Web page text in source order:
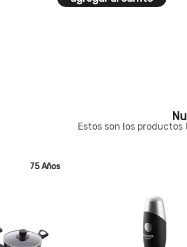
Estos son los
75 Años